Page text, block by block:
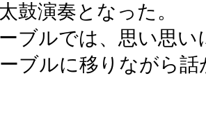
鼓演奏となった。
ブルでは、思い思い
ブルに移りながら